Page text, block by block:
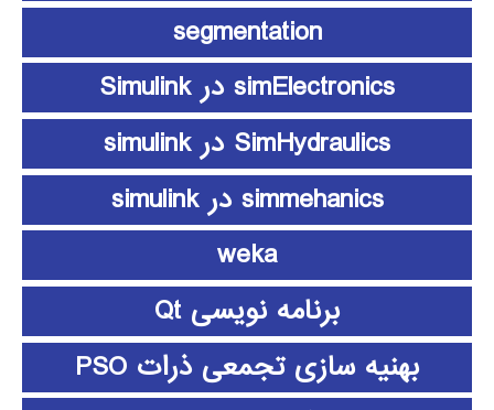
segmentation
simElectronics در Simulink
SimHydraulics در simulink
simmehanics در simulink
weka
برنامه نویسی Qt
بهنیه سازی تجمعی ذرات PSO